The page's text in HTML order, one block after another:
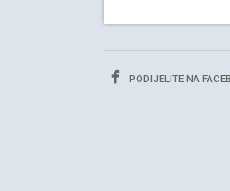
PODIJELITE NA